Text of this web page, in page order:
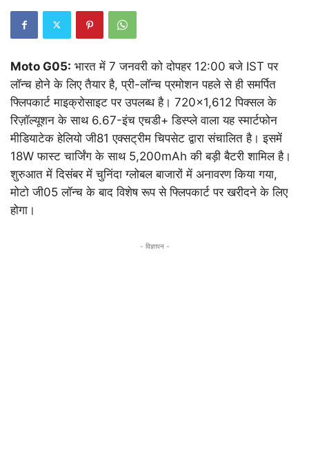
Moto G05: भारत में 7 जनवरी को दोपहर 12:00 बजे IST पर
लॉन्च होने के लिए तैयार है, प्री-लॉन्च प्रमोशन पहले से ही समर्पित
फ्लिपकार्ट माइक्रोसाइट पर उपलब्ध है। 720×1,612 पिक्सल के
रिज़ॉल्यूशन के साथ 6.67-इंच एचडी+ डिस्प्ले वाला यह स्मार्टफोन
मीडियाटेक हेलियो जी81 एक्सट्रीम चिपसेट द्वारा संचालित है। इसमें
18W फास्ट चार्जिंग के साथ 5,200mAh की बड़ी बैटरी शामिल है।
शुरुआत में दिसंबर में चुनिंदा ग्लोबल बाजारों में अनावरण किया गया,
मोटो जी05 लॉन्च के बाद विशेष रूप से फ्लिपकार्ट पर खरीदने के लिए
होगा।
- विज्ञापन -